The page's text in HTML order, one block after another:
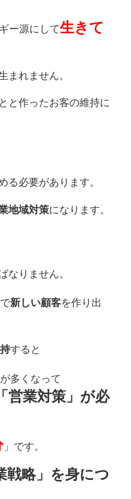
ー源にして生きて
まれません。
と作ったお客の維持に
る必要があります。
地域対策になります。
なりません。
で新しい顧客を作り出
すると
多くなって
営業対策」が必
」です。
戦略」を身につ